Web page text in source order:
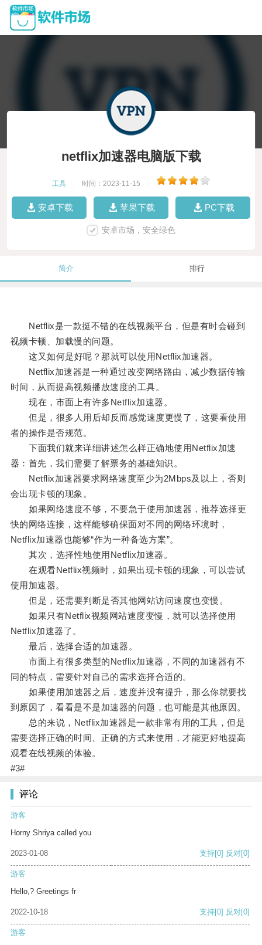
netflix加速器电脑版下载
工具 时间：2023-11-15
安卓下载 苹果下载 PC下载
安卓市场，安全绿色
简介 排行
Netflix是一款挺不错的在线视频平台，但是有时会碰到
视频卡顿、加载慢的问题。
这又如何是好呢？那就可以使用Netflix加速器。
Netflix加速器是一种通过改变网络路由，减少数据传输
时间，从而提高视频播放速度的工具。
现在，市面上有许多Netflix加速器。
但是，很多人用后却反而感觉速度更慢了，这要看使用
者的操作是否规范。
下面我们就来详细讲述怎么样正确地使用Netflix加速
器：首先，我们需要了解票务的基础知识。
Netflix加速器要求网络速度至少为2Mbps及以上，否则
会出现卡顿的现象。
如果网络速度不够，不要急于使用加速器，推荐选择更
快的网络连接，这样能够确保面对不同的网络环境时，
Netflix加速器也能够“作为一种备选方案”。
其次，选择性地使用Netflix加速器。
在观看Netflix视频时，如果出现卡顿的现象，可以尝试
使用加速器。
但是，还需要判断是否其他网站访问速度也变慢。
如果只有Netflix视频网站速度变慢，就可以选择使用
Netflix加速器了。
最后，选择合适的加速器。
市面上有很多类型的Netflix加速器，不同的加速器有不
同的特点，需要针对自己的需求选择合适的。
如果使用加速器之后，速度并没有提升，那么你就要找
到原因了，看看是不是加速器的问题，也可能是其他原因。
总的来说，Netflix加速器是一款非常有用的工具，但是
需要选择正确的时间、正确的方式来使用，才能更好地提高
观看在线视频的体验。
#3#
评论
游客
Horny Shriya called you
2023-01-08 支持[0] 反对[0]
游客
Hello,? Greetings fr
2022-10-18 支持[0] 反对[0]
游客